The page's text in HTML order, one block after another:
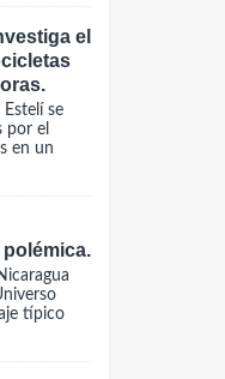
el
se
por el
en un
polémica.
típico